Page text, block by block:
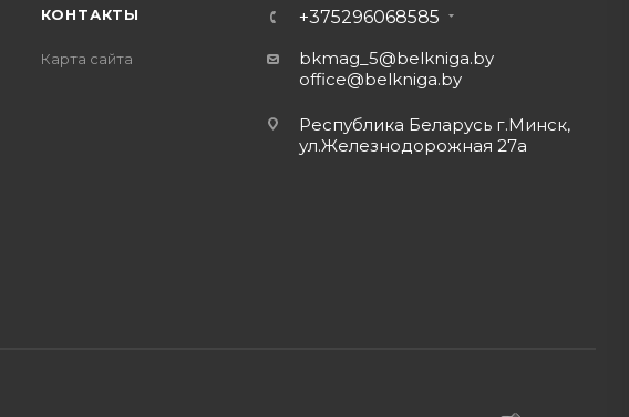
КОНТАКТЫ
Карта сайта
+375296068585
bkmag_5@belkniga.by
office@belkniga.by
Республика Беларусь г.Минск,
ул.Железнодорожная 27а